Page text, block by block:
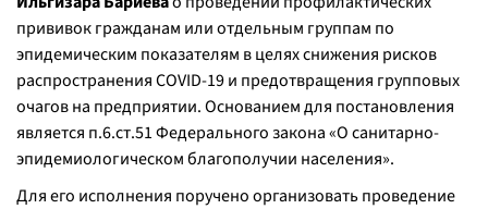
прививок гражданам или отдельным группам по
эпидемическим показателям в целях снижения рисков
распространения COVID-19 и предотвращения групповых
очагов на предприятии. Основанием для постановления
является п.6.ст.51 Федерального закона «О санитарно-
эпидемиологическом благополучии населения».
Для его исполнения поручено организовать проведение